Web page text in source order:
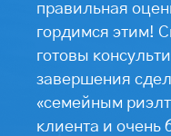
правильная
гордимся этим!
готовы
завершения
«семейным
клиента и очень